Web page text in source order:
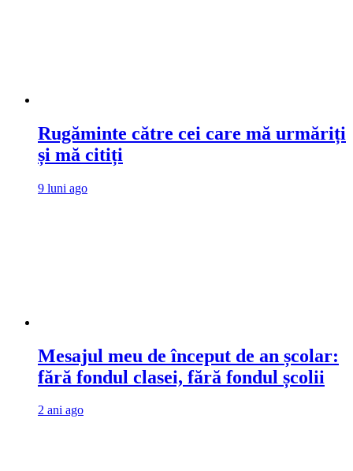
Rugăminte către cei care mă urmăriți
și mă citiți
9 luni ago
Mesajul meu de început de an școlar:
fără fondul clasei, fără fondul școlii
2 ani ago